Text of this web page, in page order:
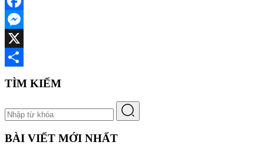
Facebook
Messenger
X
Share
TÌM KIẾM
BÀI VIẾT MỚI NHẤT